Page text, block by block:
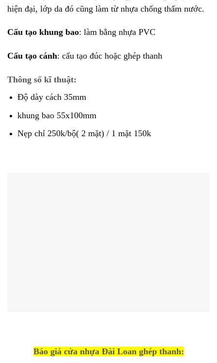
hiện đại, lớp da đó cũng làm từ nhựa chống thấm nước.
Cấu tạo khung bao: làm bằng nhựa PVC
Cấu tạo cánh: cấu tạo đúc hoặc ghép thanh
Thông số kĩ thuật:
Độ dày cách 35mm
khung bao 55x100mm
Nẹp chỉ 250k/bộ( 2 mặt) / 1 mặt 150k
Báo giá cửa nhựa Đài Loan ghép thanh: